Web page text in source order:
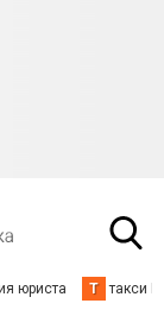
юриста Т такси